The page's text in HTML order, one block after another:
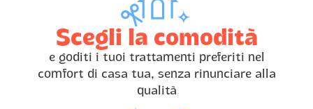
Scegli la comodità
e goditi i tuoi trattamenti preferiti nel
comfort di casa tua, senza rinunciare alla
qualità